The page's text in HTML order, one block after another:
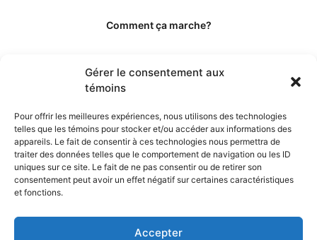
Gérer le consentement aux
témoins
Pour offrir les meilleures expériences, nous utilisons des technologies
telles que les témoins pour stocker et/ou accéder aux informations des
appareils. Le fait de consentir à ces technologies nous permettra de
traiter des données telles que le comportement de navigation ou les ID
uniques sur ce site. Le fait de ne pas consentir ou de retirer son
consentement peut avoir un effet négatif sur certaines caractéristiques
et fonctions.
Accepter
Comment ça marche?
Les éditeurs
Les experts et collaborateurs